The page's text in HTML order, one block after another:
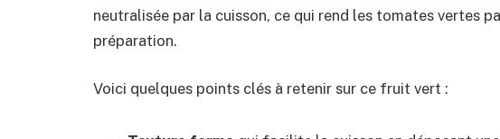
neutralisée par la cuisson, ce qui rend les tomates vertes
préparation.
Voici quelques points clés à retenir sur ce fruit vert :